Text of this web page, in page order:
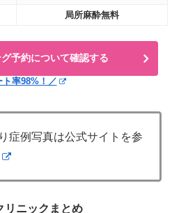
局所麻酔無料
予約について確認する
ト率98%！／
症例写真は公式サイトを参
リニックまとめ